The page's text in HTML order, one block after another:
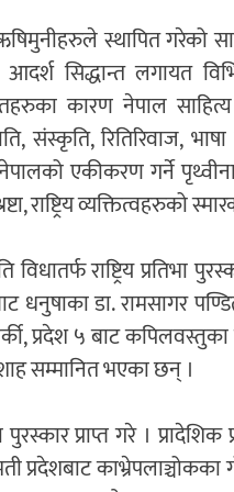
स्थापित गरेको
आदर्श सिद्धान्त लगायत
कारण नेपाल
संस्कृति, रितिरिवाज,
एकीकरण गर्ने
राष्ट्रिय व्यक्तित्वहरुको
राष्ट्रिय प्रतिभा
धनुषाका डा. रामसागर
प्रदेश ५ बाट
सम्मानित भएका छन् ।
पुरस्कार प्राप्त गरे ।
काभ्रेपलाञ्चोकका